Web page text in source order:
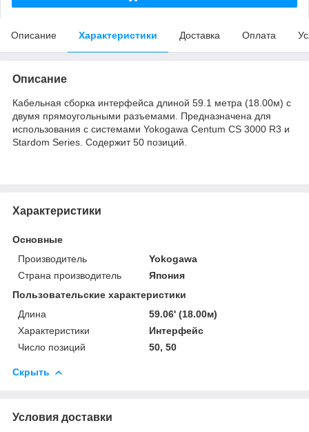
Описание Характеристики Доставка Оплата
Описание
Кабельная сборка интерфейса длиной 59.1 метра (18.00м) с
двумя прямоугольными разъемами. Предназначена для
использования с системами Yokogawa Centum CS 3000 R3 и
Stardom Series. Содержит 50 позиций.
Характеристики
Основные
Производитель
Yokogawa
Страна производитель
Япония
Пользовательские характеристики
Длина
59.06' (18.00м)
Характеристики
Интерфейс
Число позиций
50, 50
Скрыть
Условия доставки